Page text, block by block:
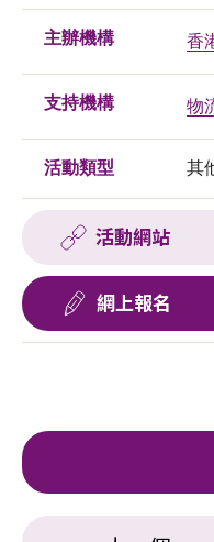
主辦機構 香
支持機構 物
活動類型 其
活動網站
網上報名